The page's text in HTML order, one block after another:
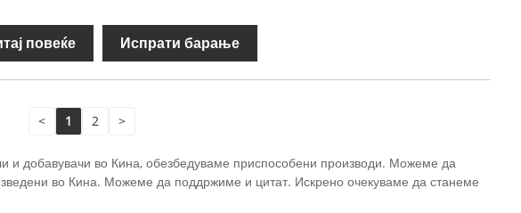
повеќе Испрати барање
< 1 2 >
и добавувачи во Кина, обезбедуваме приспособени производи. Можеме да
во Кина. Можеме да поддржиме и цитат. Искрено очекуваме да станеме